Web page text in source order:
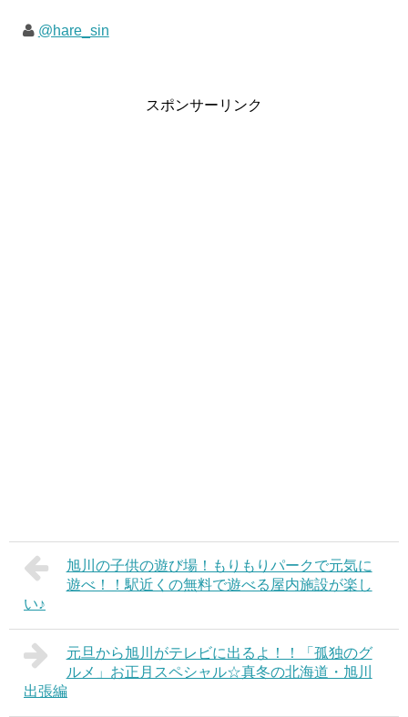
@hare_sin
スポンサーリンク
旭川の子供の遊び場！もりもりパークで元気に
遊べ！！駅近くの無料で遊べる屋内施設が楽し
い♪
元旦から旭川がテレビに出るよ！！「孤独のグ
ルメ」お正月スペシャル☆真冬の北海道・旭川
出張編